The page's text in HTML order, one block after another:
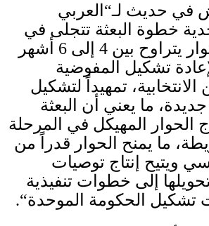
في حديث لـ“ العربي
خطوة البعثة تتجلى في
يتراوح بين 4 إلى 6 أشهر
تشكيل المفوضية
الانتخابية، تمهيداً لتشكيل
ما يعني أن البعثة
الحوار المهيكل في المرحلة
ما يمنح الحوار قدراً من
ويتيح إنتاج توصيات
إلى خطوات تنفيذية
الحكومة الموحدة“.